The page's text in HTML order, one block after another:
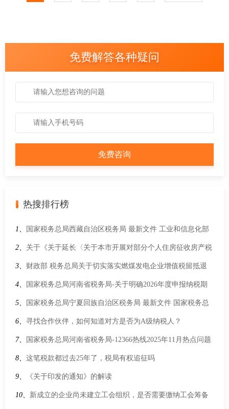
免费解答各种疑问
热搜排行榜
1、 国家税务总局西藏自治区税务局 最新文件 工业和信息化部
关于发布《免征车辆购置税的设有固定装置的非运输专用作业
车辆目录》（第十一批）的公告
2、 关于《关于延长〈关于本市开展对部分个人住房征收房产税
试点若干问题的通知〉有效期的通知》的解读材料
3、 财政部 税务总局关于切实落实燃煤发电企业增值税留抵退
税政策 做好电力保供工作的通知(财税〔2022〕25号)
4、 国家税务总局河南省税务局-关于明确2026年度申报纳税期
限的通知
5、 国家税务总局宁夏回族自治区税务局 最新文件 国家税务总
局关于起征点标准等增值税征管事项的公告
6、 寻找合作伙伴，如何知道对方是否为A级纳税人？
7、 国家税务总局河南省税务局-12366热线2025年11月热点问题
8、 这笔税款都过去25年了，税局有权追征吗
9、 《关于印发的通知》的解读
10、 新成立的企业尚未建立工会组织，是否需要缴纳工会筹备